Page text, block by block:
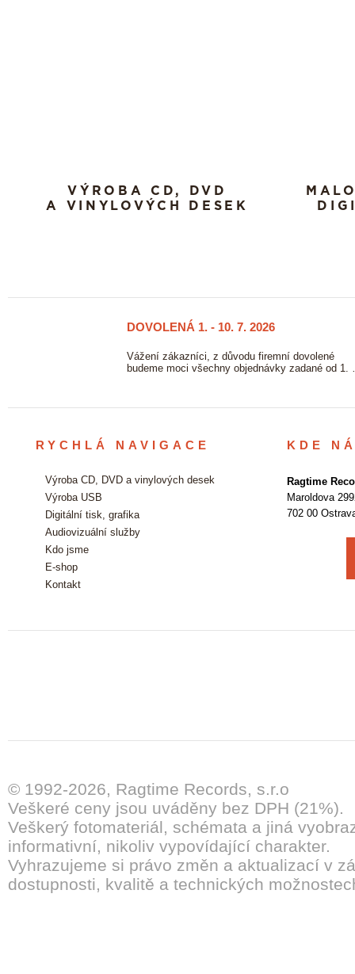
VÝROBA CD, DVD
A VINYLOVÝCH DESEK
DOVOLENÁ 1. - 10. 7. 2026
Vážení zákazníci, z důvodu firemní dovolené
budeme moci všechny objednávky zadané od
RYCHLÁ NAVIGACE
Výroba CD, DVD a vinylových desek
Výroba USB
Digitální tisk, grafika
Audiovizuální služby
Kdo jsme
E-shop
Kontakt
KDE
Ragtime
Maroldova
702 00
© 1992-2026, Ragtime Records, s.r.o
Veškeré ceny jsou uváděny bez DPH (21%).
Veškerý fotomateriál, schémata a jiná
informativní, nikoliv vypovídající charakter.
Vyhrazujeme si právo změn a aktualizací v
dostupnosti, kvalitě a technických